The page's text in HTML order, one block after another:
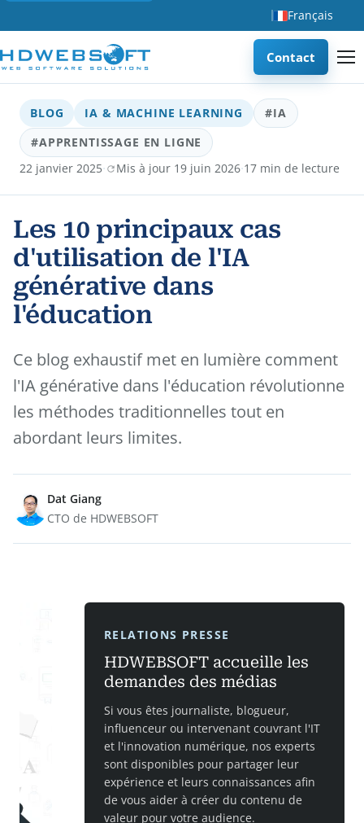
Français
Contact
BLOG IA & MACHINE LEARNING
#IA
#APPRENTISSAGE EN LIGNE
22 janvier 2025· Mis à jour 19 juin 2026·17 min de lecture
Les 10 principaux cas
d'utilisation de l'IA
générative dans
l'éducation
Ce blog exhaustif met en lumière comment
l'IA générative dans l'éducation révolutionne
les méthodes traditionnelles tout en
abordant leurs limites.
Dat Giang
CTO de HDWEBSOFT
RELATIONS PRESSE
HDWEBSOFT accueille les
demandes des médias
Si vous êtes journaliste, blogueur,
influenceur ou intervenant couvrant l'IT
et l'innovation numérique, nos experts
sont disponibles pour partager leur
expérience et leurs connaissances afin
de vous aider à créer du contenu de
valeur pour votre audience.